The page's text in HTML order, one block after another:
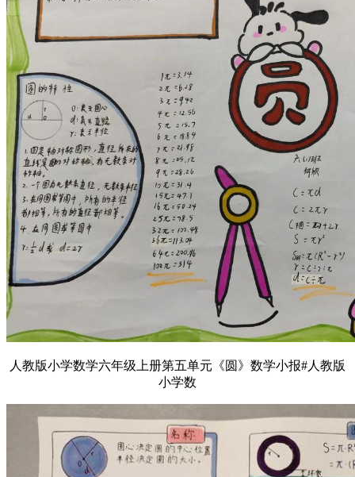
人教版小学数学六年级上册第五单元《圆》数学小报#人教版
小学数